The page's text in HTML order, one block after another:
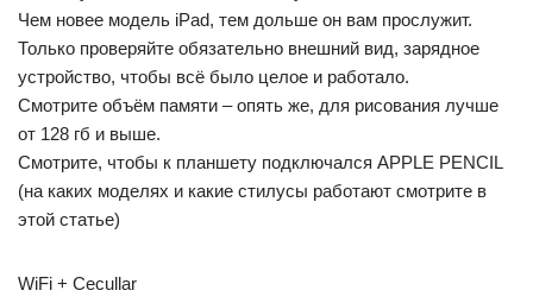
Чем новее модель iPad, тем дольше он вам прослужит.
Только проверяйте обязательно внешний вид, зарядное
устройство, чтобы всё было целое и работало.
Смотрите объём памяти – опять же, для рисования лучше
от 128 гб и выше.
Смотрите, чтобы к планшету подключался APPLE PENCIL
(на каких моделях и какие стилусы работают смотрите в
этой статье)
WiFi + Cecullar